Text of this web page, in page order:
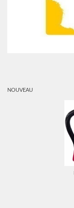
NOUVEAU